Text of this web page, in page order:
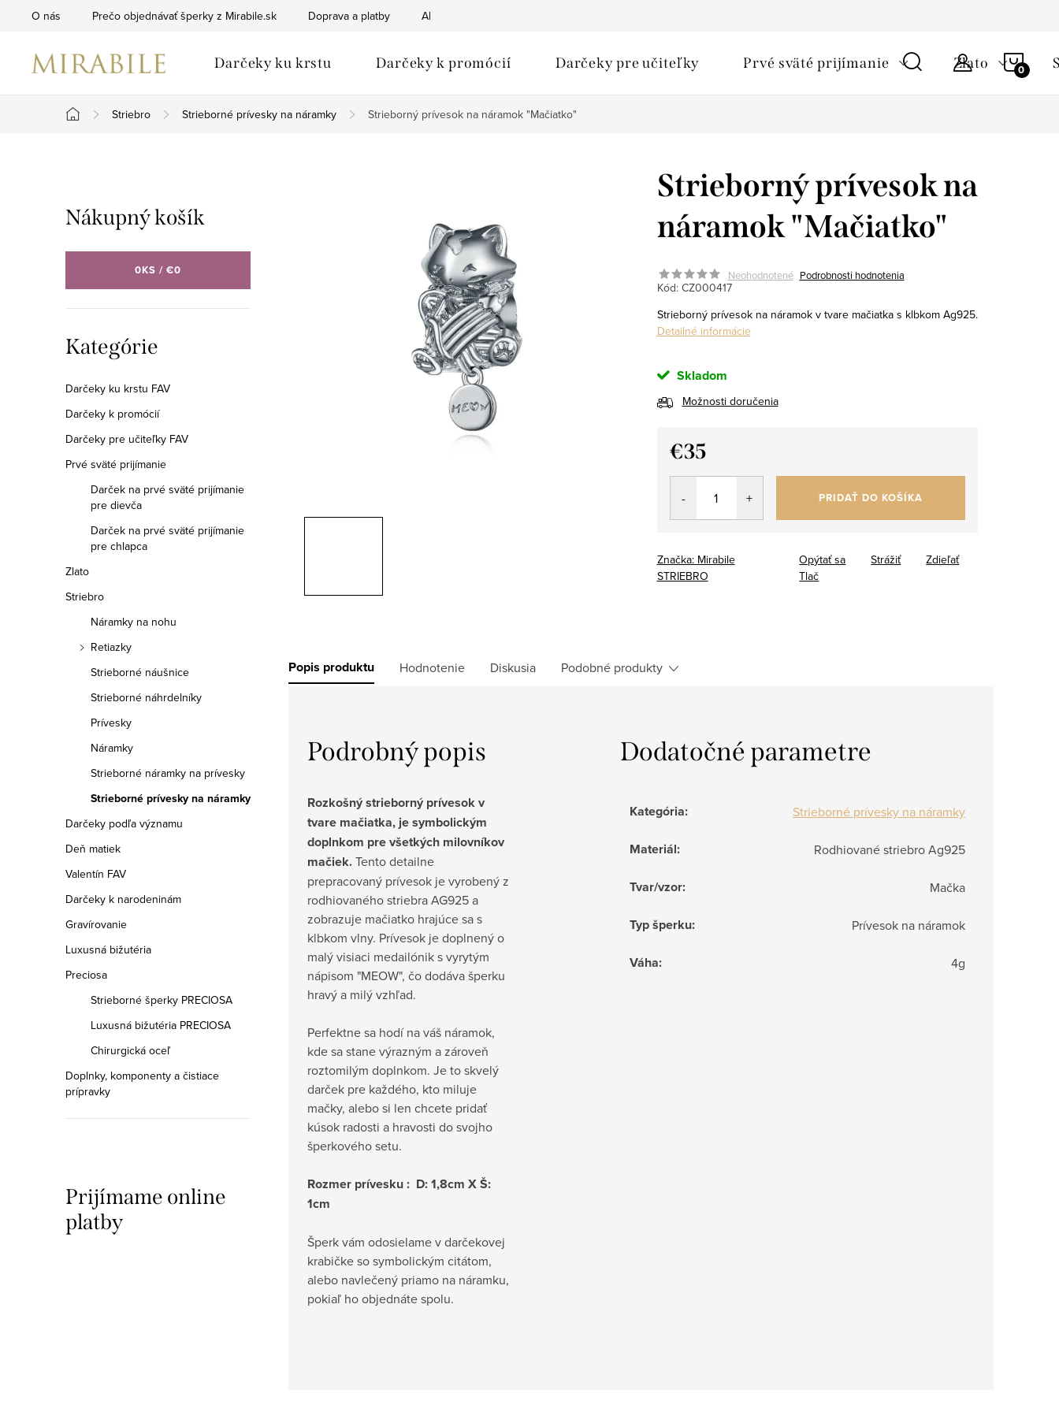
O nás Prečo objednávať šperky z Mirabile.sk Doprava a platby Ako nakupovať
Darčeky ku krstu Darčeky k promócií Darčeky pre učiteľky Prvé sväté prijímanie Zlato
Domov
Striebro Strieborné prívesky na náramky Strieborný prívesok na náramok "Mačiatko"
o
p
a
n
e
l
Nákupný košík
0KS / €0
Preskočiť
kategórie
Kategórie
Darčeky ku krstu FAV
Darčeky k promócií
Darčeky pre učiteľky FAV
Prvé sväté prijímanie
Darček na prvé sväté prijímanie
pre dievča
Darček na prvé sväté prijímanie
pre chlapca
Zlato
Striebro
Náramky na nohu
Retiazky
Strieborné náušnice
Strieborné náhrdelníky
Prívesky
Náramky
Strieborné náramky na prívesky
Strieborné prívesky na náramky
Darčeky podľa významu
Deň matiek
Valentín FAV
Darčeky k narodeninám
Gravírovanie
Luxusná bižutéria
Preciosa
Strieborné šperky PRECIOSA
Luxusná bižutéria PRECIOSA
Chirurgická oceľ
Doplnky, komponenty a čistiace
prípravky
Prijímame online
platby
Strieborný prívesok na
náramok "Mačiatko"
Neohodnotené Podrobnosti hodnotenia
Kód: CZ000417
Strieborný prívesok na náramok v tvare mačiatka s klbkom Ag925.
Detailné informácie
Skladom
Možnosti doručenia
€35
Jednotková
PRIDAŤ DO KOŠÍKA
Značka: Mirabile
STRIEBRO
Tlač
Opýtať sa Strážiť Zdieľať
Popis produktu Hodnotenie Diskusia Podobné produkty
Podrobný popis
Rozkošný strieborný prívesok v
tvare mačiatka, je symbolickým
doplnkom pre všetkých milovníkov
mačiek.Tento detailne
prepracovaný prívesok je vyrobený z
rodhiovaného striebra AG925 a
zobrazuje mačiatko hrajúce sa s
klbkom vlny. Prívesok je doplnený o
malý visiaci medailónik s vyrytým
nápisom "MEOW", čo dodáva šperku
hravý a milý vzhľad.
Perfektne sa hodí na váš náramok,
kde sa stane výrazným a zároveň
roztomilým doplnkom. Je to skvelý
darček pre každého, kto miluje
mačky, alebo si len chcete pridať
kúsok radosti a hravosti do svojho
šperkového setu.
Rozmer prívesku : D: 1,8cm X Š:
1cm
Šperk vám odosielame v darčekovej
krabičke so symbolickým citátom,
alebo navlečený priamo na náramku,
pokiaľ ho objednáte spolu.
Dodatočné parametre
Kategória: Strieborné prívesky na náramky
Materiál: Rodhiované striebro Ag925
Tvar/vzor: Mačka
Typ šperku: Prívesok na náramok
Váha: 4g